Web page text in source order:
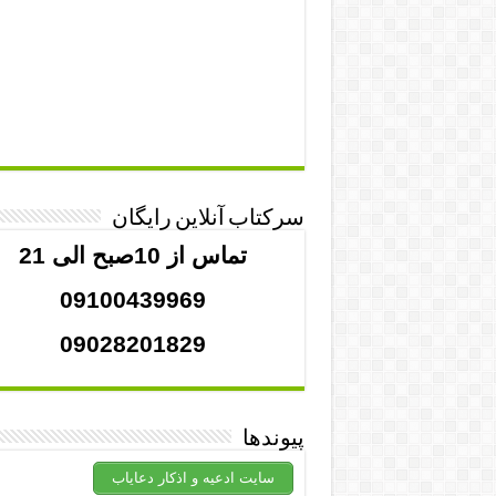
سرکتاب آنلاین رایگان
تماس از 10صبح الی 21
09100439969
09028201829
پیوندها
سایت ادعیه و اذکار دعایاب